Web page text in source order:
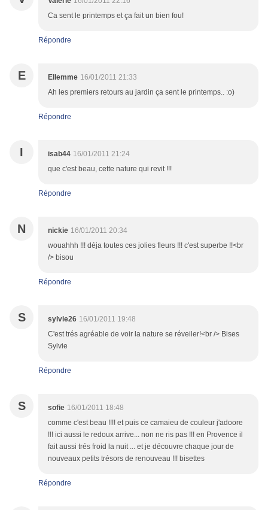
Ca sent le printemps et ça fait un bien fou!
Répondre
E Ellemme 16/01/2011 21:33
Ah les premiers retours au jardin ça sent le printemps.. :o)
Répondre
I isab44 16/01/2011 21:24
que c'est beau, cette nature qui revit !!!
Répondre
N nickie 16/01/2011 20:34
wouahhh !!! déja toutes ces jolies fleurs !!! c'est superbe !!<br
/> bisou
Répondre
S sylvie26 16/01/2011 19:48
C'est trés agréable de voir la nature se réveiler!<br /> Bises
Sylvie
Répondre
S sofie 16/01/2011 18:48
comme c'est beau !!!! et puis ce camaieu de couleur j'adoore
!!! ici aussi le redoux arrive... non ne ris pas !!! en Provence il
fait aussi trés froid la nuit ... et je découvre chaque jour de
nouveaux petits trésors de renouveau !!! bisettes
Répondre